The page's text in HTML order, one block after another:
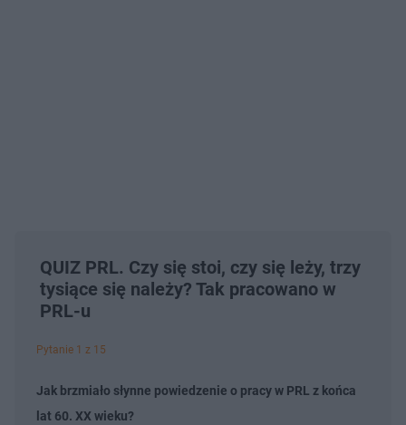
QUIZ PRL. Czy się stoi, czy się leży, trzy
tysiące się należy? Tak pracowano w
PRL-u
Pytanie 1 z 15
Jak brzmiało słynne powiedzenie o pracy w PRL z końca
lat 60. XX wieku?